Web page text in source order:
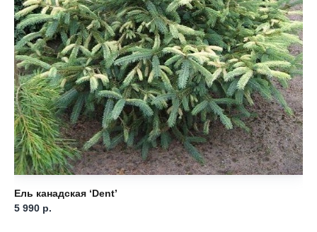
Ель канадская ‘Dent’
5 990 р.